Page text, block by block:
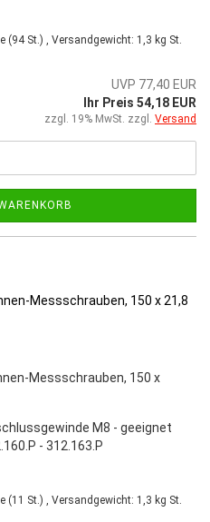
(94 St.) , Versandgewicht: 1,3 kg St.
UVP 77,40 EUR
Ihr Preis 54,18 EUR
zzgl. 19% MwSt. zzgl. Versand
Messschrauben, 150 x
M8 - geeignet
- 312.163.P
(11 St.) , Versandgewicht: 1,3 kg St.